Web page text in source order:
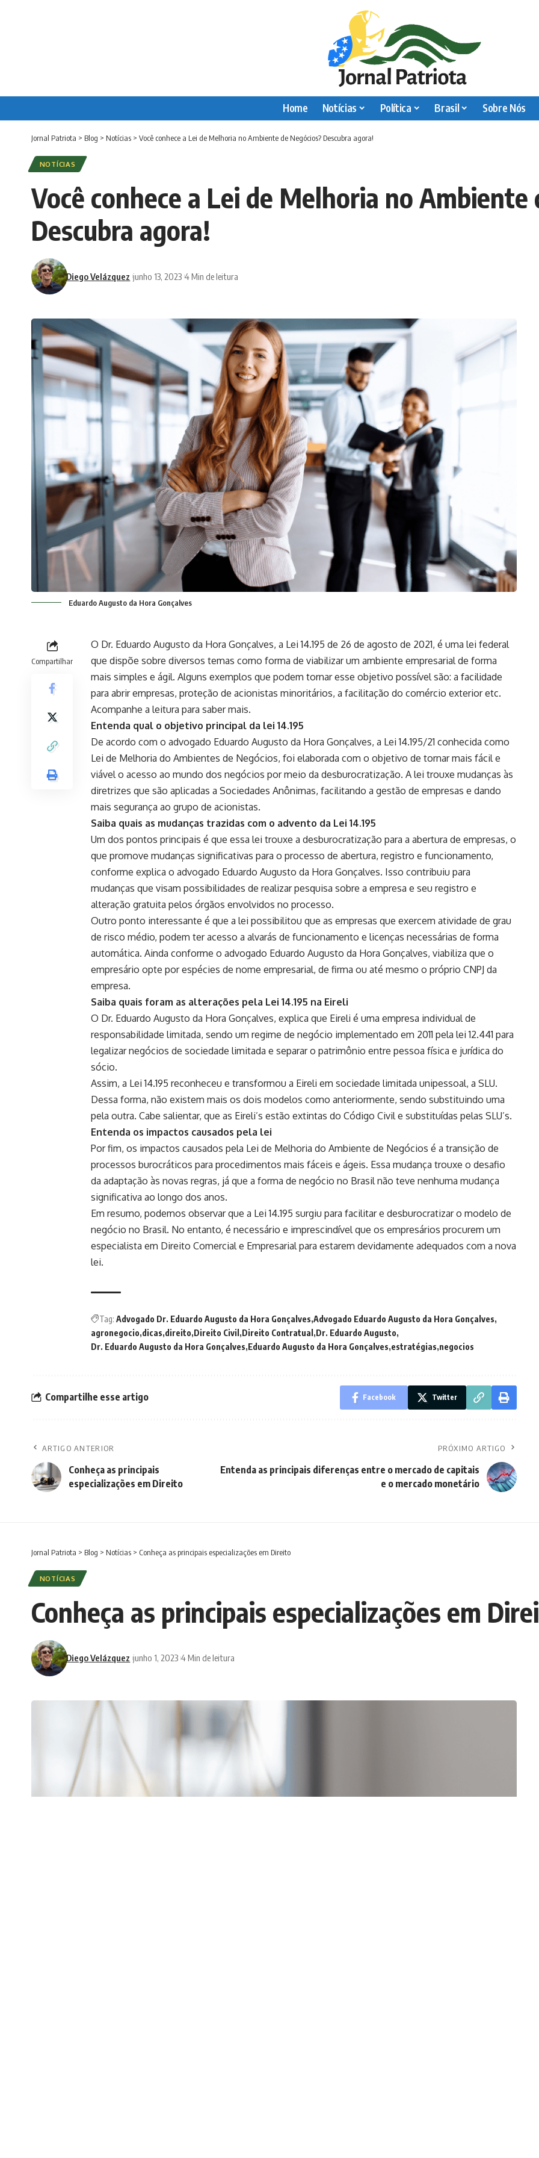
Home Notícias Política Brasil Sobre Nós
Jornal Patriota > Blog > Notícias > Você conhece a Lei de Melhoria no Ambiente de Negócios? Descubra agora!
NOTÍCIAS
Você conhece a Lei de Melhoria no Ambiente
Descubra agora!
Diego Velázquez junho 13, 2023 4 Min de leitura
Eduardo Augusto da Hora Gonçalves
Compartilhar
O Dr. Eduardo Augusto da Hora Gonçalves, a Lei 14.195 de 26 de agosto de 2021, é uma lei federal
que dispõe sobre diversos temas como forma de viabilizar um ambiente empresarial de forma
mais simples e ágil. Alguns exemplos que podem tornar esse objetivo possível são: a facilidade
para abrir empresas, proteção de acionistas minoritários, a facilitação do comércio exterior etc.
Acompanhe a leitura para saber mais.
Entenda qual o objetivo principal da lei 14.195
De acordo com o advogado Eduardo Augusto da Hora Gonçalves, a Lei 14.195/21 conhecida como
Lei de Melhoria do Ambientes de Negócios, foi elaborada com o objetivo de tornar mais fácil e
viável o acesso ao mundo dos negócios por meio da desburocratização. A lei trouxe mudanças às
diretrizes que são aplicadas a Sociedades Anônimas, facilitando a gestão de empresas e dando
mais segurança ao grupo de acionistas.
Saiba quais as mudanças trazidas com o advento da Lei 14.195
Um dos pontos principais é que essa lei trouxe a desburocratização para a abertura de empresas, o
que promove mudanças significativas para o processo de abertura, registro e funcionamento,
conforme explica o advogado Eduardo Augusto da Hora Gonçalves. Isso contribuiu para
mudanças que visam possibilidades de realizar pesquisa sobre a empresa e seu registro e
alteração gratuita pelos órgãos envolvidos no processo.
Outro ponto interessante é que a lei possibilitou que as empresas que exercem atividade de grau
de risco médio, podem ter acesso a alvarás de funcionamento e licenças necessárias de forma
automática. Ainda conforme o advogado Eduardo Augusto da Hora Gonçalves, viabiliza que o
empresário opte por espécies de nome empresarial, de firma ou até mesmo o próprio CNPJ da
empresa.
Saiba quais foram as alterações pela Lei 14.195 na Eireli
O Dr. Eduardo Augusto da Hora Gonçalves, explica que Eireli é uma empresa individual de
responsabilidade limitada, sendo um regime de negócio implementado em 2011 pela lei 12.441 para
legalizar negócios de sociedade limitada e separar o patrimônio entre pessoa física e jurídica do
sócio.
Assim, a Lei 14.195 reconheceu e transformou a Eireli em sociedade limitada unipessoal, a SLU.
Dessa forma, não existem mais os dois modelos como anteriormente, sendo substituindo uma
pela outra. Cabe salientar, que as Eireli’s estão extintas do Código Civil e substituídas pelas SLU’s.
Entenda os impactos causados pela lei
Por fim, os impactos causados pela Lei de Melhoria do Ambiente de Negócios é a transição de
processos burocráticos para procedimentos mais fáceis e ágeis. Essa mudança trouxe o desafio
da adaptação às novas regras, já que a forma de negócio no Brasil não teve nenhuma mudança
significativa ao longo dos anos.
Em resumo, podemos observar que a Lei 14.195 surgiu para facilitar e desburocratizar o modelo de
negócio no Brasil. No entanto, é necessário e imprescindível que os empresários procurem um
especialista em Direito Comercial e Empresarial para estarem devidamente adequados com a nova
lei.
Tag: Advogado Dr. Eduardo Augusto da Hora Gonçalves Advogado Eduardo Augusto da Hora Gonçalves
agronegocio dicas direito Direito Civil Direito Contratual Dr. Eduardo Augusto
Dr. Eduardo Augusto da Hora Gonçalves Eduardo Augusto da Hora Gonçalves estratégias negocios
Compartilhe esse artigo Facebook Twitter
ARTIGO ANTERIOR
Conheça as principais
especializações em Direito
PRÓXIMO ARTIGO
Entenda as principais diferenças entre o mercado de capitais
e o mercado monetário
Jornal Patriota > Blog > Notícias > Conheça as principais especializações em Direito
NOTÍCIAS
Conheça as principais especializações em
Diego Velázquez junho 1, 2023 4 Min de leitura